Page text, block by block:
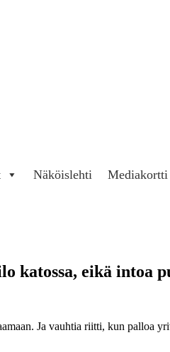
Näköislehti Mediakortti
katossa, eikä intoa
Ja vauhtia riitti, kun palloa